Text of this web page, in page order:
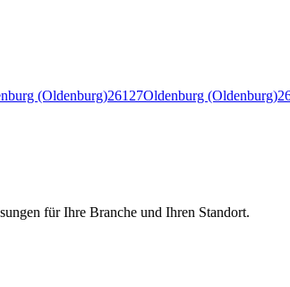
(Oldenburg)26127Oldenburg (Oldenburg)
für Ihre Branche und Ihren Standort.